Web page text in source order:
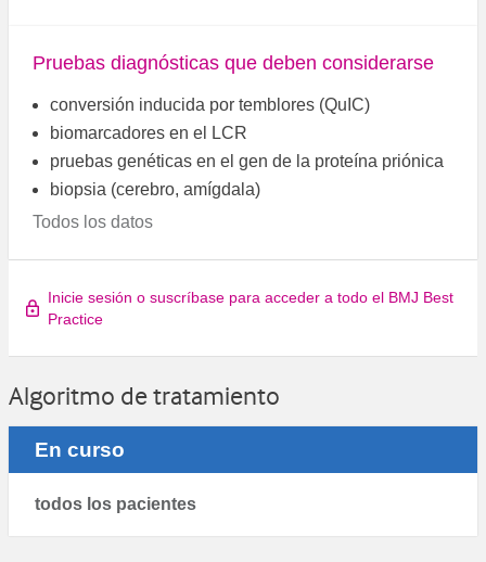
Pruebas diagnósticas que deben considerarse
conversión inducida por temblores (QuIC)
biomarcadores en el LCR
pruebas genéticas en el gen de la proteína priónica
biopsia (cerebro, amígdala)
Todos los datos
Inicie sesión o suscríbase para acceder a todo el BMJ Best
Practice
Algoritmo de tratamiento
En curso
todos los pacientes